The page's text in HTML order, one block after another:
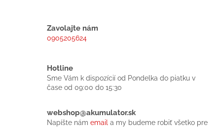
Zavolajte nám
0905205624
Hotline
Sme Vám k dispozícií od Pondelka do piatku v
čase od 09:00 do 15:30
webshop@akumulator.sk
Napíšte nám email a my budeme robiť všetko pre